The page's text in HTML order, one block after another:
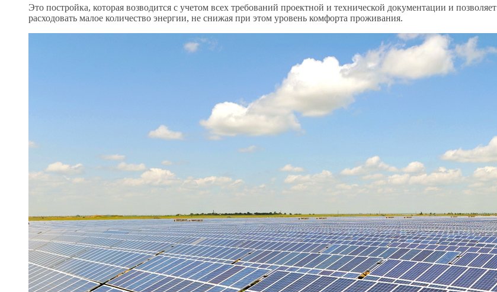
Это постройка, которая возводится с учетом всех требований проектной и технической документации и позволяет
расходовать малое количество энергии, не снижая при этом уровень комфорта проживания.